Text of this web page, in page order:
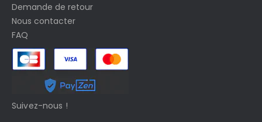
Demande de retour
Nous contacter
FAQ
Suivez-nous !